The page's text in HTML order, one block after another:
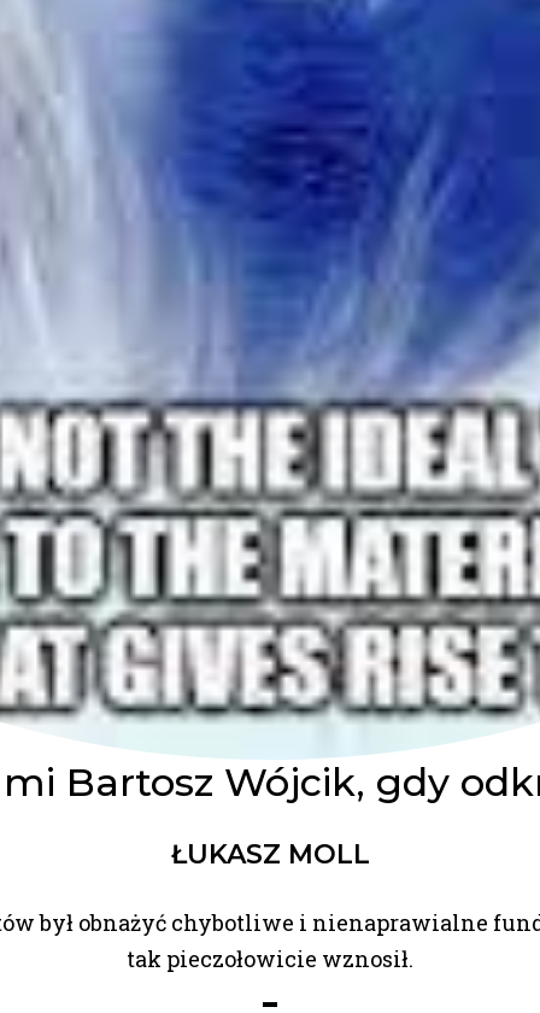
Bartosz Wójcik, gdy
ŁUKASZ MOLL
był obnażyć chybotliwe i nienaprawialne
tak pieczołowicie wznosił.